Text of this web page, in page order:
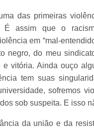
das primeiras
assim que o
em “mal-
negro, do meu
vitória. Ainda ouço
tem suas
sofremos
sob suspeita. E isso
da união e da